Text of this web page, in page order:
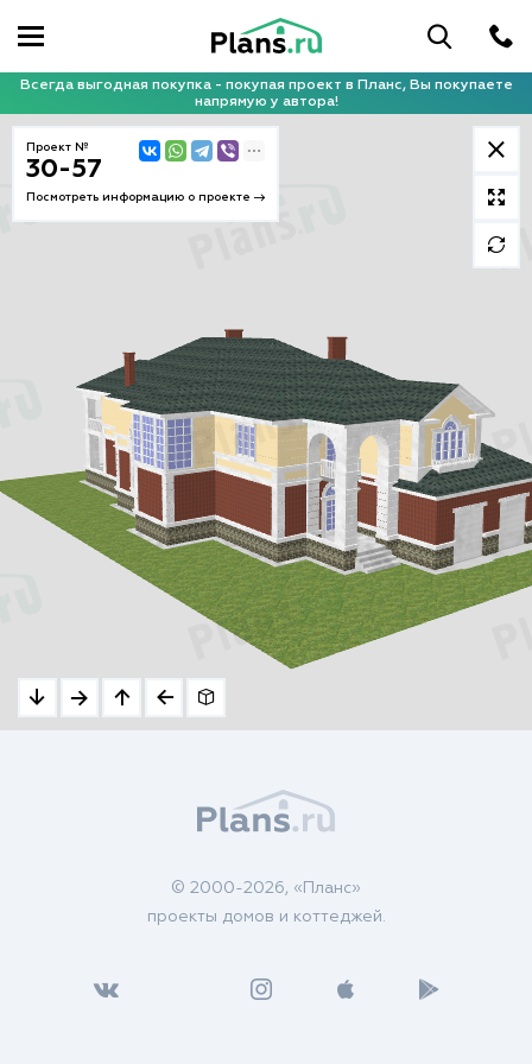
Всегда выгодная покупка - покупая проект в Планс, Вы покупаете
напрямую у автора!
Проект №
30-57
Посмотреть информацию о проекте
© 2000-2026, «Планс»
проекты домов и коттеджей.